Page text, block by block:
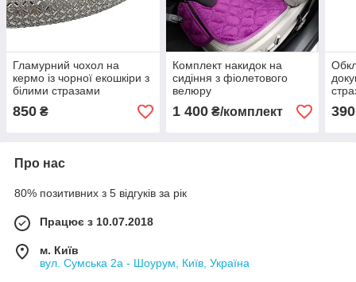
Гламурний чохол на
кермо із чорної екошкіри з
білими стразами
850 ₴
Комплект накидок на
сидіння з фіолетового
велюру
1 400₴/комплект 390
Про нас
80% позитивних з 5 відгуків за рік
Працює з 10.07.2018
м. Київ
вул. Сумська 2а - Шоурум, Київ, Україна